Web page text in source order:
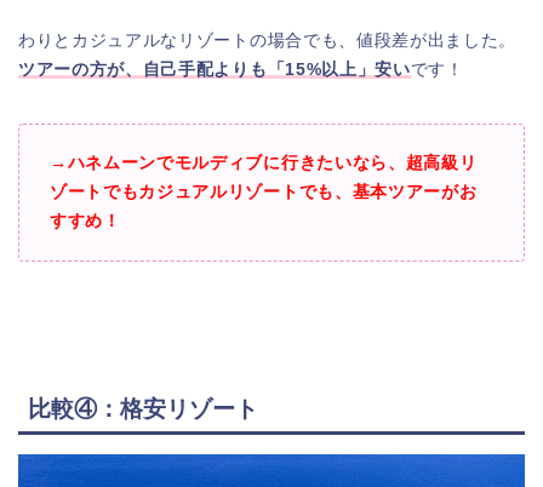
わりとカジュアルなリゾートの場合でも、値段差が出ました。
ツアーの方が、自己手配よりも「15%以上」安いです！
→ハネムーンでモルディブに行きたいなら、超高級リ
ゾートでもカジュアルリゾートでも、基本ツアーがお
すすめ！
比較④：格安リゾート